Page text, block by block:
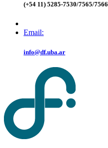
(+54 11) 5285-7530/7565/7566
Email:
info@df.uba.ar